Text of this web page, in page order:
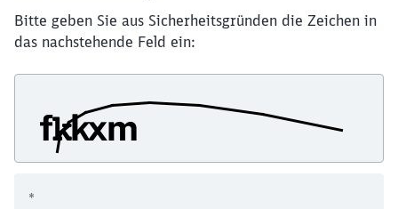
Bitte geben Sie aus Sicherheitsgründen die Zeichen in
das nachstehende Feld ein:
*